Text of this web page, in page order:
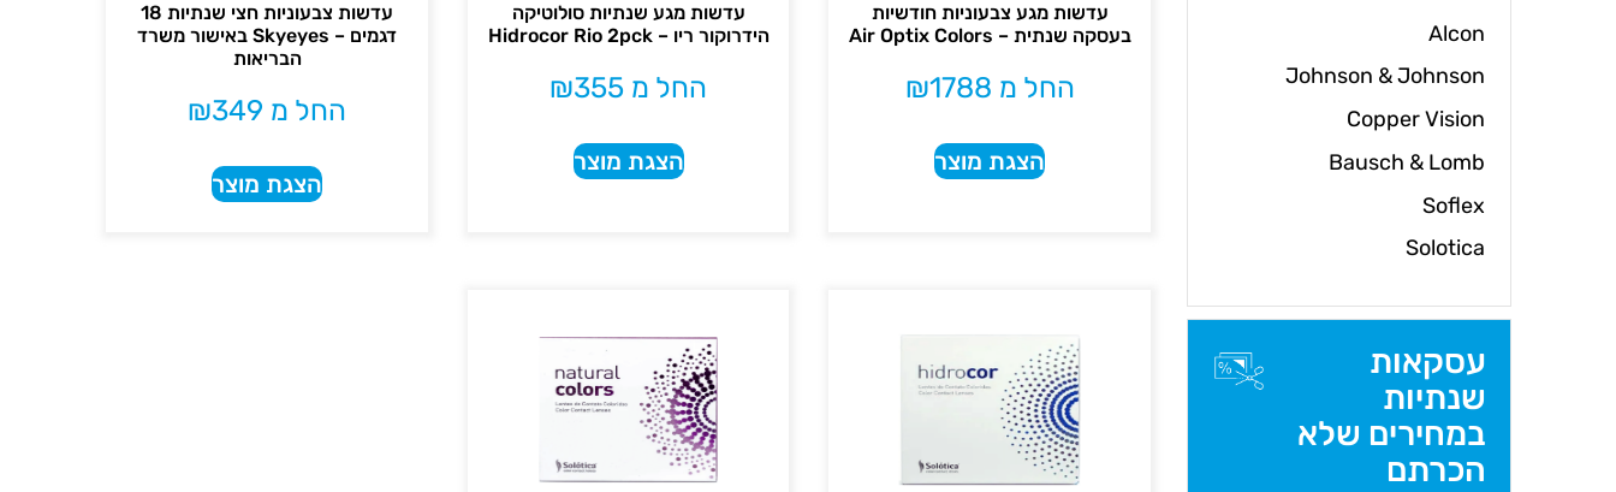
Alcon
Johnson & Johnson
Copper Vision
Bausch & Lomb
Soflex
Solotica
עסקאות
שנתיות
במחירים שלא
הכרתם
עדשות מגע צבעוניות חודשיות
בעסקה שנתית – Air Optix Colors
החל מ ₪1788
הצגת מוצר
עדשות מגע שנתיות סולוטיקה
הידרוקור ריו – Hidrocor Rio 2pck
החל מ ₪355
הצגת מוצר
עדשות צבעוניות חצי שנתיות 18
דגמים – Skyeyes באישור משרד
הבריאות
החל מ ₪349
הצגת מוצר